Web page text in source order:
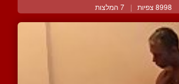
8998 צפיות | 7 המלצות